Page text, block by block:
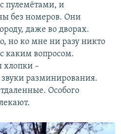
пулемётами, и
без номеров. Они
даже во дворах.
но ко мне ни разу никто
каким вопросом.
–
разминирования.
Особого